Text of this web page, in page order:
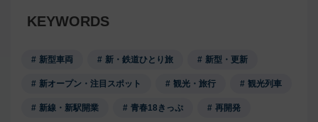
KEYWORDS
新型車両 新・鉄道ひとり旅 新型・更新
新オープン・注目スポット 観光・旅行 観光列車
新線・新駅開業 青春18きっぷ 再開発